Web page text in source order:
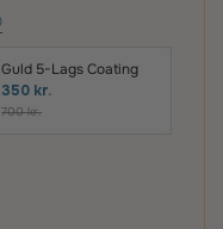
Guld 5-Lags Coating
350 kr.
700 kr.